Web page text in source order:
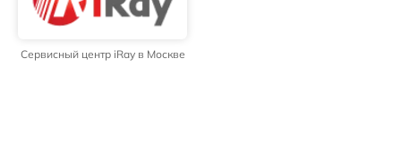
Сервисный центр iRay в Москве